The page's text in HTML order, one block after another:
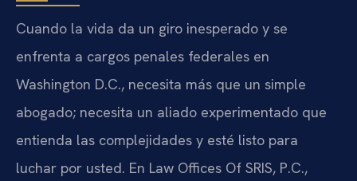
Cuando la vida da un giro inesperado y se
enfrenta a cargos penales federales en
Washington D.C., necesita más que un simple
abogado; necesita un aliado experimentado que
entienda las complejidades y esté listo para
luchar por usted. En Law Offices Of SRIS, P.C.,